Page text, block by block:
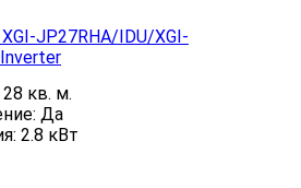
JP27RHA/IDU/XGI-
28 кв. м.
Да
2.8 кВт